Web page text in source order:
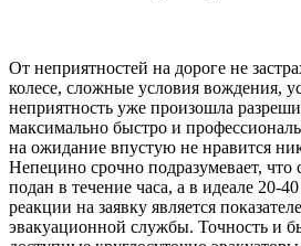
От неприятностей на дороге не
колесе, сложные условия вождения,
неприятность уже произошла
максимально быстро и
на ожидание впустую не нравится
Непецино срочно подразумевает, что
подан в течение часа, а в идеале 20-
реакции на заявку является
эвакуационной службы. Точность и